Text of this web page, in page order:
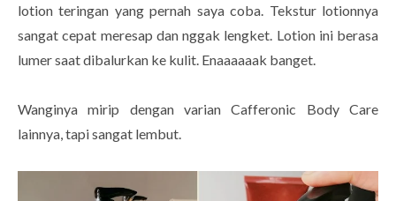
lotion teringan yang pernah saya coba. Tekstur lotionnya
sangat cepat meresap dan nggak lengket. Lotion ini berasa
lumer saat dibalurkan ke kulit. Enaaaaaak banget.
Wanginya mirip dengan varian Cafferonic Body Care
lainnya, tapi sangat lembut.